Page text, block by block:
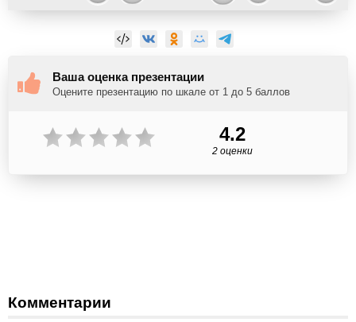
Ваша оценка презентации
Оцените презентацию по шкале от 1 до 5 баллов
4.2
2 оценки
Комментарии